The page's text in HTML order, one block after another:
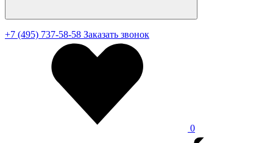
+7 (495) 737-58-58 Заказать звонок
0